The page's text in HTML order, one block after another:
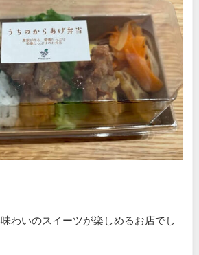
わいのスイーツが楽しめるお店でし